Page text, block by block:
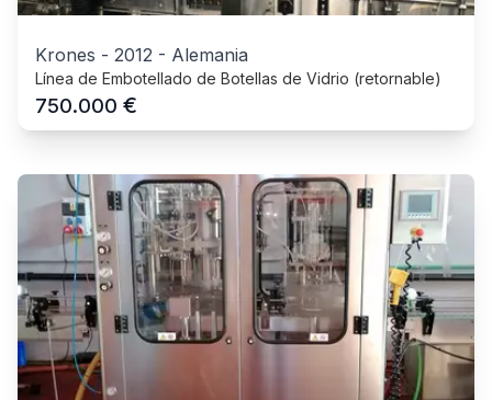
Krones - 2012 - Alemania
Línea de Embotellado de Botellas de Vidrio (retornable)
750.000 €